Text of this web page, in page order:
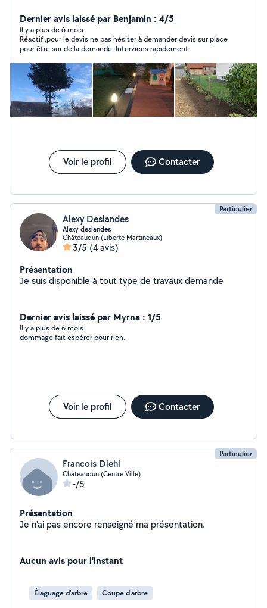
déductions d'impôts de 50%. Tonte, débroussaillage,
taille de haie, abattage, élagage, maçonnerie
paysagère...
Dernier avis laissé par Benjamin : 4/5
Il y a plus de 6 mois
Réactif ,pour le devis ne pas hésiter à demander devis sur place
pour être sur de la demande. Interviens rapidement.
Voir le profil Contacter
Particulier
Alexy Deslandes
Alexy deslandes
Châteaudun (Liberte Martineaux)
3/5 (4 avis)
Présentation
Je suis disponible à tout type de travaux demande
Dernier avis laissé par Myrna : 1/5
Il y a plus de 6 mois
dommage fait espérer pour rien.
Voir le profil Contacter
Particulier
Francois Diehl
Châteaudun (Centre Ville)
-/5
Présentation
Je n'ai pas encore renseigné ma présentation.
Aucun avis pour l'instant
Élaguage d'arbre Coupe d'arbre